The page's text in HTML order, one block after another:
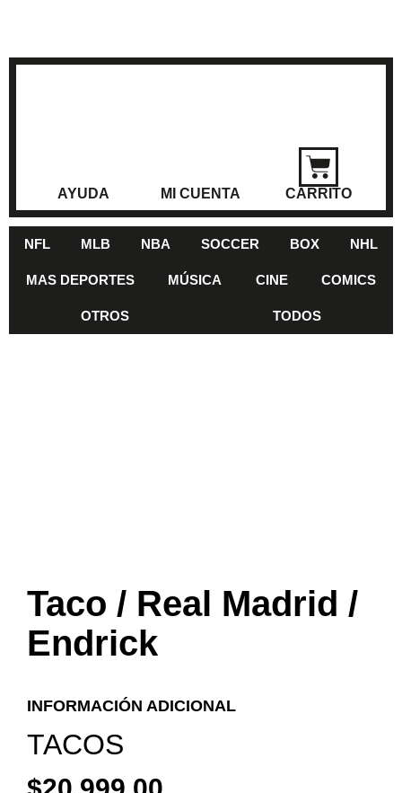
AYUDA MI CUENTA CARRITO
NFL MLB NBA SOCCER BOX NHL
MAS DEPORTES MÚSICA CINE COMICS
OTROS TODOS
Taco / Real Madrid /
Endrick
INFORMACIÓN ADICIONAL
TACOS